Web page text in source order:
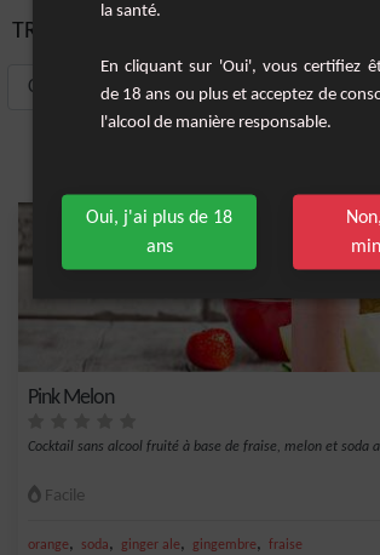
TRIER PAR:
Pink Melon
Cocktail sans alcool fruité à base de fraise, melon et soda
Facile
orange, soda, ginger ale, gingembre, fraise
la santé.
En cliquant sur 'Oui', vous certifiez
de 18 ans ou plus et acceptez de
l'alcool de manière responsable.
Oui, j'ai plus de 18
ans